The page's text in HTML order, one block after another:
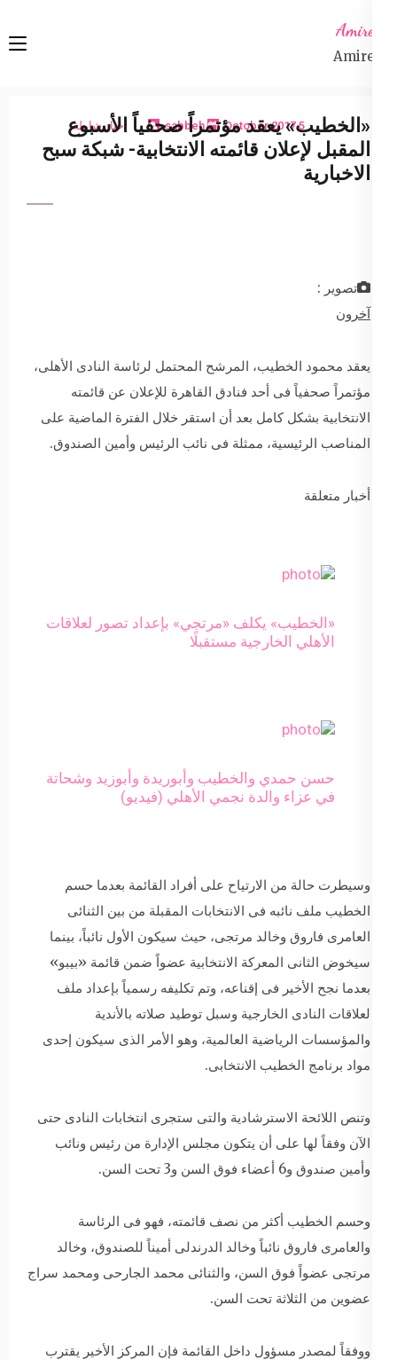
content
Enter)
Amireta
Amireta
5 October 2017
sabbeh اخبار شاملة
«الخطيب» يعقد مؤتمراً صحفياً الأسبوع
المقبل لإعلان قائمته الانتخابية- شبكة سبح
الاخبارية
تصوير :
آخرون
يعقد محمود الخطيب، المرشح المحتمل لرئاسة النادى الأهلى،
مؤتمراً صحفياً فى أحد فنادق القاهرة للإعلان عن قائمته
الانتخابية بشكل كامل بعد أن استقر خلال الفترة الماضية على
المناصب الرئيسية، ممثلة فى نائب الرئيس وأمين الصندوق.
أخبار متعلقة
«الخطيب» يكلف «مرتجي» بإعداد تصور لعلاقات
الأهلي الخارجية مستقبلًا
حسن حمدي والخطيب وأبوريدة وأبوزيد وشحاتة
في عزاء والدة نجمي الأهلي (فيديو)
وسيطرت حالة من الارتياح على أفراد القائمة بعدما حسم
الخطيب ملف نائبه فى الانتخابات المقبلة من بين الثنائى
العامرى فاروق وخالد مرتجى، حيث سيكون الأول نائباً، بينما
سيخوض الثانى المعركة الانتخابية عضواً ضمن قائمة «بيبو»
بعدما نجح الأخير فى إقناعه، وتم تكليفه رسمياً بإعداد ملف
لعلاقات النادى الخارجية وسبل توطيد صلاته بالأندية
والمؤسسات الرياضية العالمية، وهو الأمر الذى سيكون إحدى
مواد برنامج الخطيب الانتخابى.
وتنص اللائحة الاسترشادية والتى ستجرى انتخابات النادى حتى
الآن وفقاً لها على أن يتكون مجلس الإدارة من رئيس ونائب
وأمين صندوق و6 أعضاء فوق السن و3 تحت السن.
وحسم الخطيب أكثر من نصف قائمته، فهو فى الرئاسة
والعامرى فاروق نائباً وخالد الدرندلى أميناً للصندوق، وخالد
مرتجى عضواً فوق السن، والثنائى محمد الجارحى ومحمد سراج
عضوين من الثلاثة تحت السن.
ووفقاً لمصدر مسؤول داخل القائمة فإن المركز الأخير يقترب